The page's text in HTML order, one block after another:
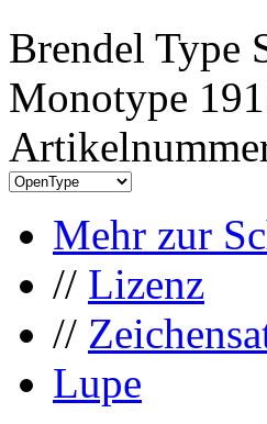
Brendel Type
Monotype
Mehr zur
// Lizenz
//
Lupe